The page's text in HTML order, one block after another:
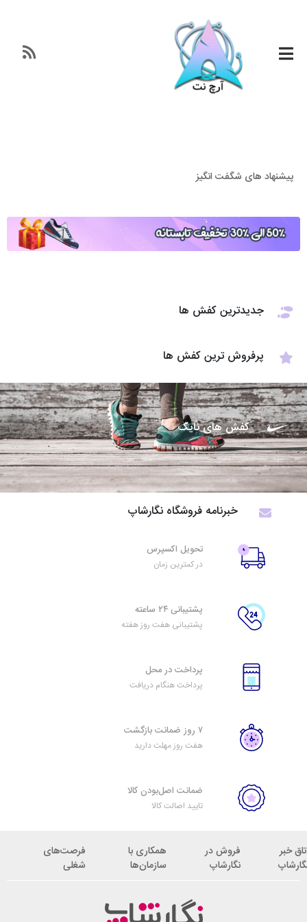
پیشنهاد های شگفت انگیز
جدیدترین کفش ها
پرفروش ترین کفش ها
کفش های نایک
خبرنامه فروشگاه نگارشاپ
تحویل اکسپرس
در کمترین زمان
پشتیبانی ۲۴ ساعته
پشتیبانی هفت روز هفته
پرداخت در محل
پرداخت هنگام دریافت
۷ روز ضمانت بازگشت
هفت روز مهلت دارید
ضمانت اصل‌بودن کالا
تایید اصالت کالا
خبر
فروش در
نگارشاپ
همکاری با
سازمان‌ها
فرصت‌های
شغلی